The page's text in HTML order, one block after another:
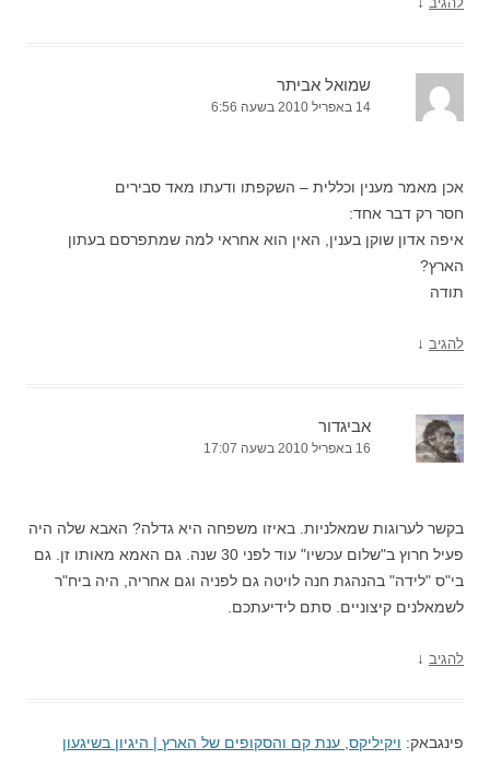
שמואל אביתר
14 באפריל 2010 בשעה 6:56
אכן מאמר מענין וכללית – השקפתו ודעתו מאד סבירים
חסר רק דבר אחד:
איפה אדון שוקן בענין, האין הוא אחראי למה שמתפרסם בעתון
הארץ?
תודה
להגיב ↓
אביגדור
16 באפריל 2010 בשעה 17:07
בקשר לערוגות שמאלניות. באיזו משפחה היא גדלה? האבא שלה היה
פעיל חרוץ ב"שלום עכשיו" עוד לפני 30 שנה. גם האמא מאותו זן. גם
בי"ס "לידה" בהנהגת חנה לויטה גם לפניה וגם אחריה, היה ביח"ר
לשמאלנים קיצוניים. סתם לידיעתכם.
להגיב ↓
פינגבאק: ויקיליקס, ענת קם והסקופים של הארץ | היגיון בשיגעון